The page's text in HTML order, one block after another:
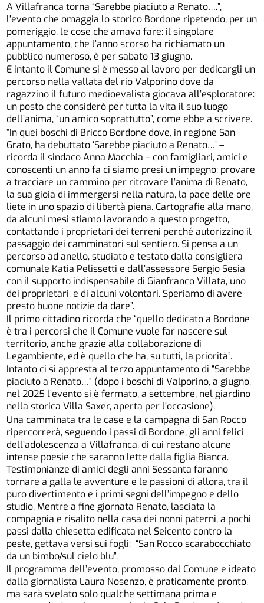
A Villafranca torna “Sarebbe piaciuto a Renato….”,
l’evento che omaggia lo storico Bordone ripetendo, per un
pomeriggio, le cose che amava fare: il singolare
appuntamento, che l’anno scorso ha richiamato un
pubblico numeroso, è per sabato 13 giugno.
E intanto il Comune si è messo al lavoro per dedicargli un
percorso nella vallata del rio Valporino dove da
ragazzino il futuro medioevalista giocava all’esploratore:
un posto che considerò per tutta la vita il suo luogo
dell’anima, “un amico soprattutto”, come ebbe a scrivere.
“In quei boschi di Bricco Bordone dove, in regione San
Grato, ha debuttato ‘Sarebbe piaciuto a Renato…’ –
ricorda il sindaco Anna Macchia – con famigliari, amici e
conoscenti un anno fa ci siamo presi un impegno: provare
a tracciare un cammino per ritrovare l’anima di Renato,
la sua gioia di immergersi nella natura, la pace delle ore
liete in uno spazio di libertà piena. Cartografie alla mano,
da alcuni mesi stiamo lavorando a questo progetto,
contattando i proprietari dei terreni perché autorizzino il
passaggio dei camminatori sul sentiero. Si pensa a un
percorso ad anello, studiato e testato dalla consigliera
comunale Katia Pelissetti e dall’assessore Sergio Sesia
con il supporto indispensabile di Gianfranco Villata, uno
dei proprietari, e di alcuni volontari. Speriamo di avere
presto buone notizie da dare”.
Il primo cittadino ricorda che “quello dedicato a Bordone
è tra i percorsi che il Comune vuole far nascere sul
territorio, anche grazie alla collaborazione di
Legambiente, ed è quello che ha, su tutti, la priorità”.
Intanto ci si appresta al terzo appuntamento di “Sarebbe
piaciuto a Renato…” (dopo i boschi di Valporino, a giugno,
nel 2025 l’evento si è fermato, a settembre, nel giardino
nella storica Villa Saxer, aperta per l’occasione).
Una camminata tra le case e la campagna di San Rocco
ripercorrerà, seguendo i passi di Bordone, gli anni felici
dell’adolescenza a Villafranca, di cui restano alcune
intense poesie che saranno lette dalla figlia Bianca.
Testimonianze di amici degli anni Sessanta faranno
tornare a galla le avventure e le passioni di allora, tra il
puro divertimento e i primi segni dell’impegno e dello
studio. Mentre a fine giornata Renato, lasciata la
compagnia e risalito nella casa dei nonni paterni, a pochi
passi dalla chiesetta edificata nel Seicento contro la
peste, gettava versi sui fogli: “San Rocco scarabocchiato
da un bimbo/sul cielo blu”.
Il programma dell’evento, promosso dal Comune e ideato
dalla giornalista Laura Nosenzo, è praticamente pronto,
ma sarà svelato solo qualche settimana prima e